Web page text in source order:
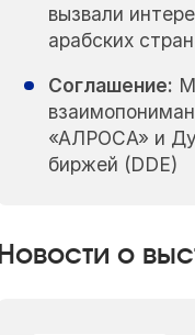
вызвали
арабских стран
Соглашение:
«АЛРОСА» и
биржей (DDE)
Новости о